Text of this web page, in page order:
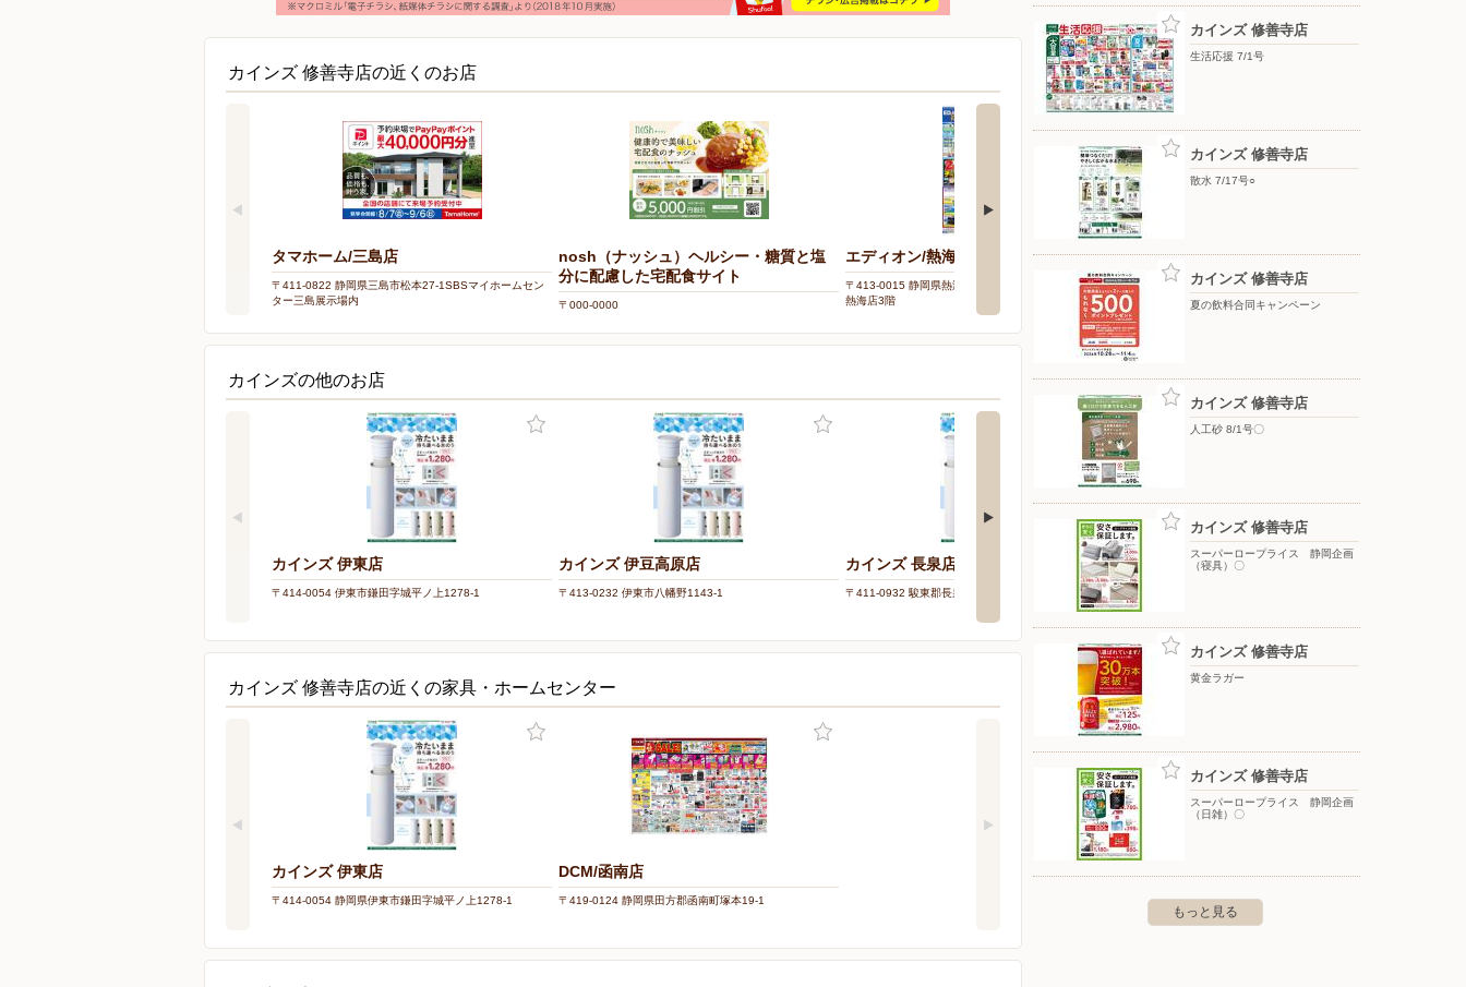
カインズ 修善寺店の近くのお店
タマホーム/三島店
〒411-0822 静岡県三島市松本27-1SBSマイホームセン
ター三島展示場内
nosh（ナッシュ）ヘルシー・糖質と塩
分に配慮した宅配食サイト
〒000-0000
エディオン/熱海店
〒413-0015 静岡県熱海市中央町19-39 マックスバリュ
熱海店3階
ウエルシア/伊豆の国大仁店
〒410-2325 静岡県伊豆の国市神島48-2
カインズの他のお店
カインズ 伊東店
〒414-0054 伊東市鎌田字城平ノ上1278-1
カインズ 伊豆高原店
〒413-0232 伊東市八幡野1143-1
カインズ 長泉店
〒411-0932 駿東郡長泉町南一色字内田173-1
カインズ 沼津店
〒410-0315 沼津市桃里571-1
カインズ 修善寺店の近くの家具・ホームセンター
カインズ 伊東店
〒414-0054 静岡県伊東市鎌田字城平ノ上1278-1
DCM/函南店
〒419-0124 静岡県田方郡函南町塚本19-1
カインズ 修善寺店
生活応援 7/1号
カインズ 修善寺店
散水 7/17号○
カインズ 修善寺店
夏の飲料合同キャンペーン
カインズ 修善寺店
人工砂 8/1号〇
カインズ 修善寺店
スーパーロープライス 静岡企画
（寝具）〇
カインズ 修善寺店
黄金ラガー
カインズ 修善寺店
スーパーロープライス 静岡企画
（日雑）〇
もっと見る